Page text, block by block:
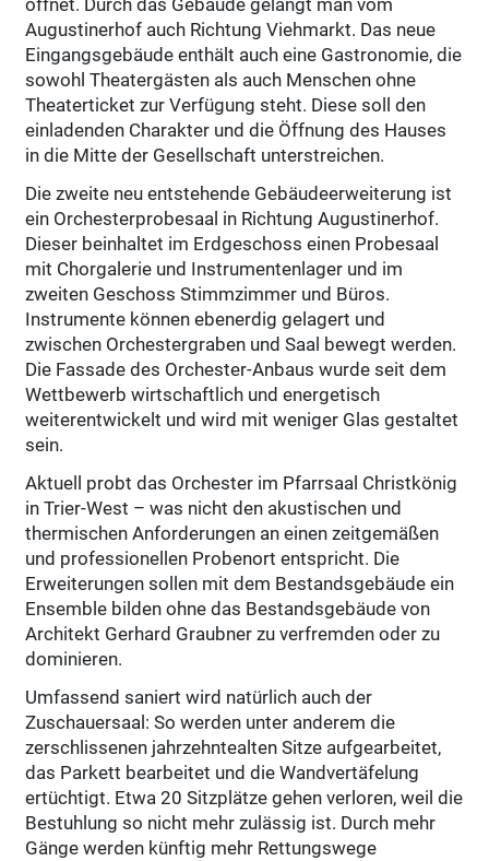
öffnet. Durch das Gebäude gelangt man vom
Augustinerhof auch Richtung Viehmarkt. Das neue
Eingangsgebäude enthält auch eine Gastronomie, die
sowohl Theatergästen als auch Menschen ohne
Theaterticket zur Verfügung steht. Diese soll den
einladenden Charakter und die Öffnung des Hauses
in die Mitte der Gesellschaft unterstreichen.
Die zweite neu entstehende Gebäudeerweiterung ist
ein Orchesterprobesaal in Richtung Augustinerhof.
Dieser beinhaltet im Erdgeschoss einen Probesaal
mit Chorgalerie und Instrumentenlager und im
zweiten Geschoss Stimmzimmer und Büros.
Instrumente können ebenerdig gelagert und
zwischen Orchestergraben und Saal bewegt werden.
Die Fassade des Orchester-Anbaus wurde seit dem
Wettbewerb wirtschaftlich und energetisch
weiterentwickelt und wird mit weniger Glas gestaltet
sein.
Aktuell probt das Orchester im Pfarrsaal Christkönig
in Trier-West – was nicht den akustischen und
thermischen Anforderungen an einen zeitgemäßen
und professionellen Probenort entspricht. Die
Erweiterungen sollen mit dem Bestandsgebäude ein
Ensemble bilden ohne das Bestandsgebäude von
Architekt Gerhard Graubner zu verfremden oder zu
dominieren.
Umfassend saniert wird natürlich auch der
Zuschauersaal: So werden unter anderem die
zerschlissenen jahrzehntealten Sitze aufgearbeitet,
das Parkett bearbeitet und die Wandvertäfelung
ertüchtigt. Etwa 20 Sitzplätze gehen verloren, weil die
Bestuhlung so nicht mehr zulässig ist. Durch mehr
Gänge werden künftig mehr Rettungswege